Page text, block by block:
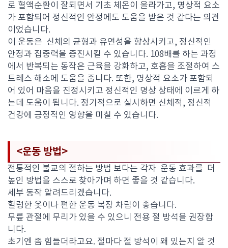
로 혈액순환이 잘되면서 기초 체온이 올라가고, 명상적 요소
가 포함되어 정신적인 안정에도 도움을 받은 것 같다는 의견
이었습니다.
이 운동은 신체의 균형과 유연성을 향상시키고, 정신적인
안정과 집중력을 증진시킬 수 있습니다. 108배를 하는 과정
에서 반복되는 동작은 근육을 강화하고, 호흡을 조절하여 스
트레스 해소에 도움을 줍니다. 또한, 명상적 요소가 포함되
어 있어 마음을 진정시키고 정신적인 명상 상태에 이르게 하
는데 도움이 됩니다. 정기적으로 실시하면 신체적, 정신적
건강에 긍정적인 영향을 미칠 수 있습니다.
<운동 방법>
전통적인 불교의 절하는 방법 보다는 각자 운동 효과를 더
높인 방법을 스스로 찾아가며 하면 좋을 것 같습니다.
세부 동작 알려드리겠습니다.
헐렁한 옷이나 편한 운동 복장 차림이 좋습니다.
무릎 관절에 무리가 있을 수 있으니 전용 절 방석을 권장합
니다.
초기엔 좀 힘들더라고요. 절마다 절 방석이 왜 있는지 알 것